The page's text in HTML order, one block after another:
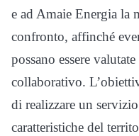
e ad Amaie Energia la
confronto, affinché
possano essere
collaborativo.
di realizzare un
caratteristiche del